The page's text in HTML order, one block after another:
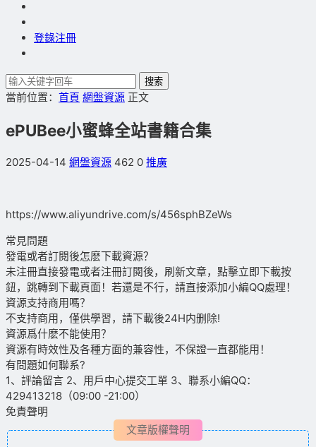
登錄注冊
搜索
當前位置： 首頁 網盤資源 正文
ePUBee小蜜蜂全站書籍合集
2025-04-14 網盤資源 462 0 推廣
https://www.aliyundrive.com/s/456sphBZeWs
常見問題
發電或者訂閱後怎麽下載資源？
未注冊直接發電或者注冊訂閱後，刷新文章，點擊立即下載按
鈕，跳轉到下載頁面！若還是不行，請直接添加小編QQ處理！
資源支持商用嗎？
不支持商用，僅供學習，請下載後24H内删除!
資源爲什麽不能使用？
資源有時效性及各種方面的兼容性，不保證一直都能用！
有問題如何聯系?
1、評論留言 2、用戶中心提交工單 3、聯系小編QQ：
429413218（09:00 -21:00）
免責聲明
文章版權聲明